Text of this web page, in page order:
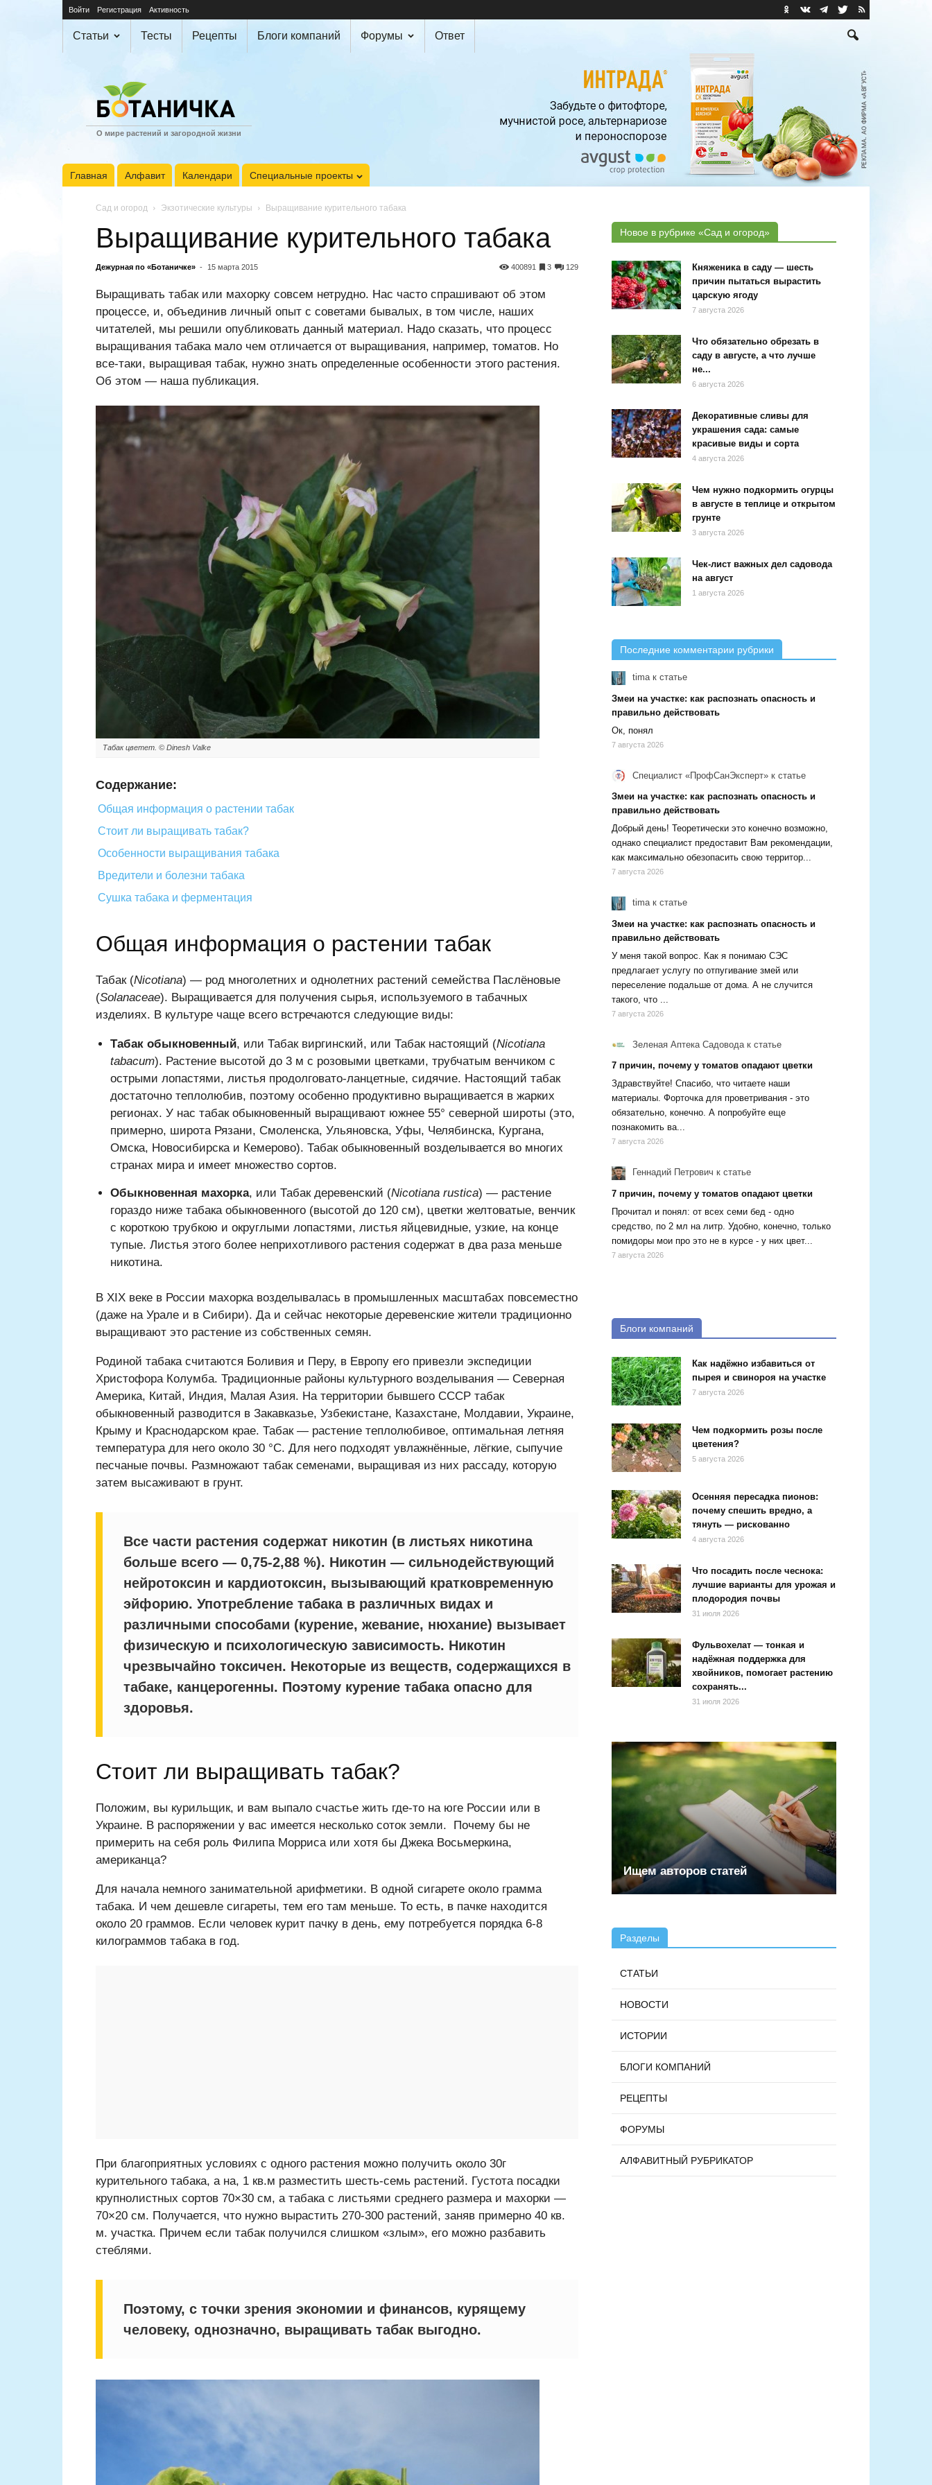
Войти Регистрация Активность
Статьи Тесты Рецепты Блоги компаний Форумы Ответ
О мире растений и загородной жизни
Главная Алфавит Календари Специальные проекты
Сад и огород Экзотические культуры Выращивание курительного табака
Выращивание курительного табака
Дежурная по «Ботаничке» - 15 марта 2015 129
3
400891
Выращивать табак или махорку совсем нетрудно. Нас часто спрашивают об этом
процессе, и, объединив личный опыт с советами бывалых, в том числе, наших
читателей, мы решили опубликовать данный материал. Надо сказать, что процесс
выращивания табака мало чем отличается от выращивания, например, томатов. Но
все-таки, выращивая табак, нужно знать определенные особенности этого растения.
Об этом — наша публикация.
Табак цветет. © Dinesh Valke
Содержание:
Общая информация о растении табак
Стоит ли выращивать табак?
Особенности выращивания табака
Вредители и болезни табака
Сушка табака и ферментация
Общая информация о растении табак
Табак (Nicotiana) — род многолетних и однолетних растений семейства Паслёновые
(Solanaceae). Выращивается для получения сырья, используемого в табачных
изделиях. В культуре чаще всего встречаются следующие виды:
Табак обыкновенный, или Табак виргинский, или Табак настоящий (Nicotiana
tabacum). Растение высотой до 3 м с розовыми цветками, трубчатым венчиком с
острыми лопастями, листья продолговато-ланцетные, сидячие. Настоящий табак
достаточно теплолюбив, поэтому особенно продуктивно выращивается в жарких
регионах. У нас табак обыкновенный выращивают южнее 55° северной широты (это,
примерно, широта Ря­зани, Смоленска, Улья­новска, Уфы, Челябинска, Кургана,
Омска, Новоси­бирска и Кемерово). Табак обыкновенный возделывается во многих
странах мира и имеет множество сортов.
Обыкновенная махорка, или Табак деревенский (Nicotiana rustica) — растение
гораздо ниже табака обыкновенного (высотой до 120 см), цветки желтоватые, венчик
с короткою трубкою и округлыми лопастями, листья яйцевидные, узкие, на конце
тупые. Листья этого более неприхотливого растения содержат в два раза меньше
никотина.
В ХIХ веке в России махорка возделывалась в промышленных масштабах повсеместно
(даже на Урале и в Сибири). Да и сейчас некоторые деревенские жители традиционно
выращивают это растение из собственных семян.
Родиной табака считаются Боливия и Перу, в Европу его привезли экспедиции
Христофора Колумба. Традиционные районы культурного возделывания — Северная
Америка, Китай, Индия, Малая Азия. На территории бывшего СССР табак
обыкновенный разводится в Закавказье, Узбекистане, Казахстане, Молдавии, Украине,
Крыму и Краснодарском крае. Табак — растение теплолюбивое, оптимальная летняя
температура для него около 30 °C. Для него подходят увлажнённые, лёгкие, сыпучие
песчаные почвы. Размножают табак семенами, выращивая из них рассаду, которую
затем высаживают в грунт.
Все части растения содержат никотин (в листьях никотина
больше всего — 0,75-2,88 %). Никотин — сильнодействующий
нейротоксин и кардиотоксин, вызывающий кратковременную
эйфорию. Употребление табака в различных видах и
различными способами (курение, жевание, нюхание) вызывает
физическую и психологическую зависимость. Никотин
чрезвычайно токсичен. Некоторые из веществ, содержащихся в
табаке, канцерогенны. Поэтому курение табака опасно для
здоровья.
Стоит ли выращивать табак?
Положим, вы курильщик, и вам выпало счастье жить где-то на юге России или в
Украине. В распоряжении у вас имеется несколько соток земли. Почему бы не
примерить на себя роль Филипа Морриса или хотя бы Джека Восьмеркина,
американца?
Для начала немного занимательной арифметики. В одной сигарете около грамма
табака. И чем дешевле сигареты, тем его там меньше. То есть, в пачке находится
около 20 граммов. Если человек курит пачку в день, ему потребуется порядка 6-8
килограммов табака в год.
При благоприятных условиях с одного растения можно получить около 30г
курительного табака, а на, 1 кв.м разместить шесть-семь рас­тений. Густота посадки
крупнолистных сортов 70×30 см, а табака с ли­стьями среднего размера и махорки —
70×20 см. Получается, что нужно вырастить 270-300 рас­тений, заняв примерно 40 кв.
м. участка. Причем если табак получился слишком «злым», его можно разбавить
стеблями.
Поэтому, с точки зрения экономии и финансов, курящему
человеку, однозначно, выращивать табак выгодно.
Новое в рубрике «Сад и огород»
Княженика в саду — шесть
причин пытаться вырастить
царскую ягоду
7 августа 2026
Что обязательно обрезать в
саду в августе, а что лучше
не...
6 августа 2026
Декоративные сливы для
украшения сада: самые
красивые виды и сорта
4 августа 2026
Чем нужно подкормить огурцы
в августе в теплице и открытом
грунте
3 августа 2026
Чек-лист важных дел садовода
на август
1 августа 2026
Последние комментарии рубрики
timaк статье
Змеи на участке: как распознать опасность и
правильно действовать
Ок, понял
7 августа 2026
Специалист «ПрофСанЭксперт» к статье
Змеи на участке: как распознать опасность и
правильно действовать
Добрый день! Теоретически это конечно возможно,
однако специалист предоставит Вам рекомендации,
как максимально обезопасить свою территор...
7 августа 2026
timaк статье
Змеи на участке: как распознать опасность и
правильно действовать
У меня такой вопрос. Как я понимаю СЭС
предлагает услугу по отпугивание змей или
переселение подальше от дома. А не случится
такого, что ...
7 августа 2026
Зеленая Аптека Садовода к статье
7 причин, почему у томатов опадают цветки
Здравствуйте! Спасибо, что читаете наши
материалы. Форточка для проветривания - это
обязательно, конечно. А попробуйте еще
познакомить ва...
7 августа 2026
Геннадий Петрович к статье
7 причин, почему у томатов опадают цветки
Прочитал и понял: от всех семи бед - одно
средство, по 2 мл на литр. Удобно, конечно, только
помидоры мои про это не в курсе - у них цвет...
7 августа 2026
Блоги компаний
Как надёжно избавиться от
пырея и свинороя на участке
7 августа 2026
Чем подкормить розы после
цветения?
5 августа 2026
Осенняя пересадка пионов:
почему спешить вредно, а
тянуть — рискованно
4 августа 2026
Что посадить после чеснока:
лучшие варианты для урожая и
плодородия почвы
31 июля 2026
Фульвохелат — тонкая и
надёжная поддержка для
хвойников, помогает растению
сохранять...
31 июля 2026
Ищем авторов статей
Разделы
СТАТЬИ
НОВОСТИ
ИСТОРИИ
БЛОГИ КОМПАНИЙ
РЕЦЕПТЫ
ФОРУМЫ
АЛФАВИТНЫЙ РУБРИКАТОР